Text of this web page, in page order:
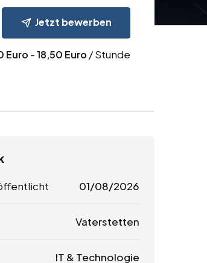
Jetzt bewerben
Euro -18,50 Euro / Stunde
01/08/2026
Vaterstetten
IT & Technologie